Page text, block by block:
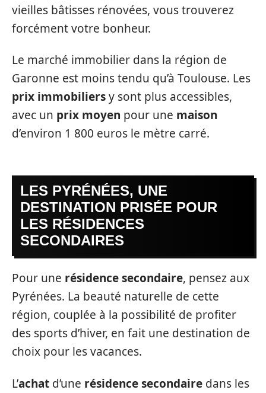
vieilles bâtisses rénovées, vous trouverez
forcément votre bonheur.
Le marché immobilier dans la région de
Garonne est moins tendu qu’à Toulouse. Les
prix immobiliersy sont plus accessibles,
avec un prix moyen pour une maison
d’environ 1 800 euros le mètre carré.
LES PYRÉNÉES, UNE
DESTINATION PRISÉE POUR
LES RÉSIDENCES
SECONDAIRES
Pour une résidence secondaire, pensez aux
Pyrénées. La beauté naturelle de cette
région, couplée à la possibilité de profiter
des sports d’hiver, en fait une destination de
choix pour les vacances.
L’achat d’une résidence secondaire dans les